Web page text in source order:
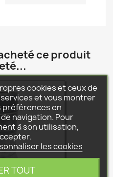
ce produit
cookies et ceux de
et vous montrer
préférences en
navigation. Pour
à son utilisation,
les cookies
TOUT